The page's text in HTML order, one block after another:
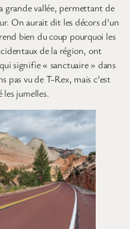
grande vallée, permettant de
On aurait dit les décors d’un
bien du coup pourquoi les
de la région, ont
signifie « sanctuaire » dans
pas vu de T-Rex, mais c’est
les jumelles.